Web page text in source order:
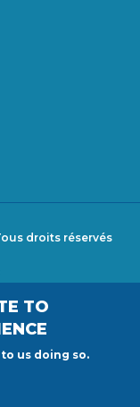
droits réservés
TO
us doing so.